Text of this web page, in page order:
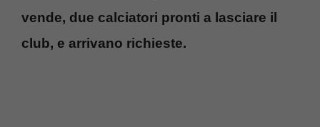
vende, due calciatori pronti a lasciare il
club, e arrivano richieste.